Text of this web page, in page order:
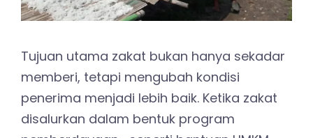
Tujuan utama zakat bukan hanya sekadar
memberi, tetapi mengubah kondisi
penerima menjadi lebih baik. Ketika zakat
disalurkan dalam bentuk program